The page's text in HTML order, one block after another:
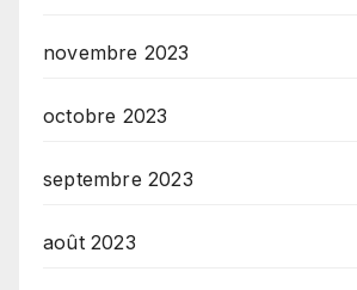
novembre 2023
octobre 2023
septembre 2023
août 2023